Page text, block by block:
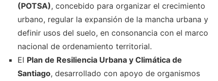
(POTSA), concebido para organizar el crecimiento
urbano, regular la expansión de la mancha urbana y
definir usos del suelo, en consonancia con el marco
nacional de ordenamiento territorial.
El Plan de Resiliencia Urbana y Climática de
Santiago, desarrollado con apoyo de organismos